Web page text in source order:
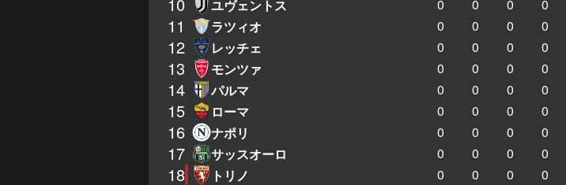
ユヴェントス 0 0 0 0
11 ラツィオ 0 0 0 0
12 レッチェ 0 0 0 0
13 モンツァ 0 0 0 0
14 パルマ 0 0 0 0
15 ローマ 0 0 0 0
16 ナポリ 0 0 0 0
17 サッスオーロ 0 0 0 0
18 トリノ 0 0 0 0